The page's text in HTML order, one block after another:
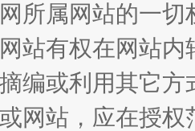
所属网站的一
站有权在网站
编或利用其它
网站，应在授